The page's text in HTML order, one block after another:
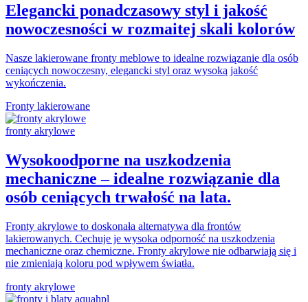
Elegancki ponadczasowy styl i jakość
nowoczesności w rozmaitej skali kolorów
Nasze lakierowane fronty meblowe to idealne rozwiązanie dla osób
ceniących nowoczesny, elegancki styl oraz wysoką jakość
wykończenia.
Fronty lakierowane
fronty akrylowe
Wysokoodporne na uszkodzenia
mechaniczne – idealne rozwiązanie dla
osób ceniących trwałość na lata.
Fronty akrylowe to doskonała alternatywa dla frontów
lakierowanych. Cechuje je wysoka odporność na uszkodzenia
mechaniczne oraz chemiczne. Fronty akrylowe nie odbarwiają się i
nie zmieniają koloru pod wpływem światła.
fronty akrylowe